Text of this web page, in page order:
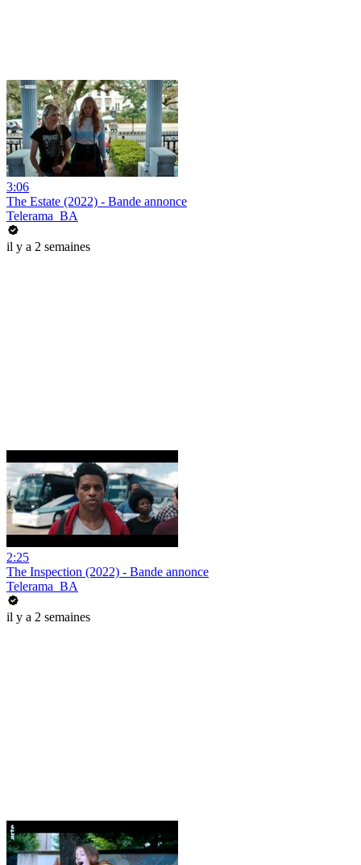
3:06
The Estate (2022) - Bande annonce
Telerama_BA
il y a 2 semaines
2:25
The Inspection (2022) - Bande annonce
Telerama_BA
il y a 2 semaines